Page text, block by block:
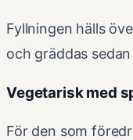
Fyllningen hälls
och gräddas
Vegetarisk med
För den som